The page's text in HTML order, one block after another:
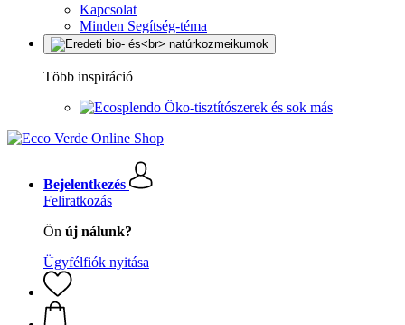
Kapcsolat
Minden Segítség-téma
Több inspiráció
Öko-tisztítószerek és sok más
Bejelentkezés
Feliratkozás
Ön új nálunk?
Ügyfélfiók nyitása